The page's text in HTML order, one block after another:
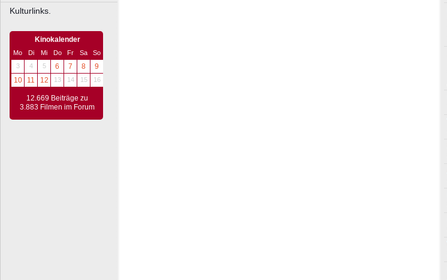
Kulturlinks.
Kinokalender
Mo Di Mi Do Fr Sa
So
3
4 5 6 7 8
9
10
11 12 13 14 15 16
12.669 Beiträge zu
3.883 Filmen im Forum